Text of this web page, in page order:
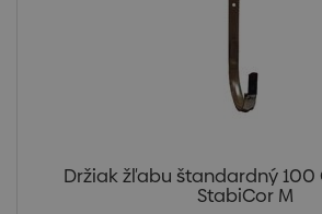
Držiak žľabu štandardný 100
StabiCor M